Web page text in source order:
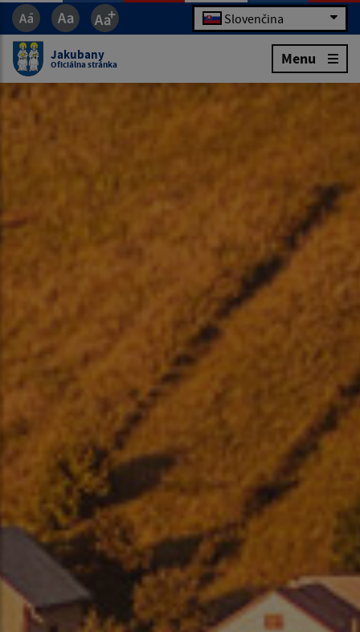
Slovenčina
Jakubany
Oficiálna stránka Menu